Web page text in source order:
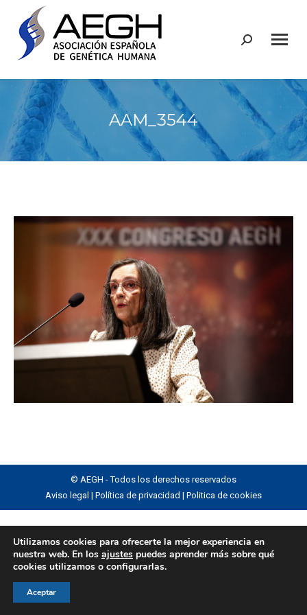
Buscar:
AAM_3544
© AEGH - Todos los derechos reservados
Aviso legal | Política de privacidad | Politica de cookies
Utilizamos cookies para ofrecerte la mejor experiencia en
nuestra web. En los ajustes puedes aprender más sobre qué
cookies utilizamos o configurarlas.
Aceptar